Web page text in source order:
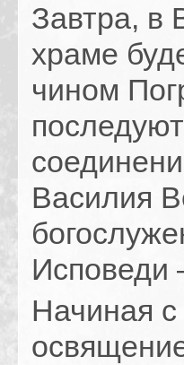
Завтра, в
храме
чином
Василия
Исповеди
Начиная